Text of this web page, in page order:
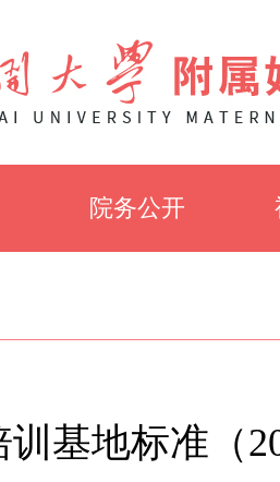
院务公开
基地标准（